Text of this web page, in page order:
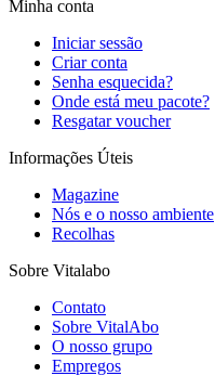
Minha conta
Iniciar sessão
Criar conta
Senha esquecida?
Onde está meu pacote?
Resgatar voucher
Informações Úteis
Magazine
Nós e o nosso ambiente
Recolhas
Sobre Vitalabo
Contato
Sobre VitalAbo
O nosso grupo
Empregos